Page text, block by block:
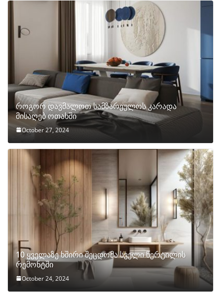
როგორ დავმალოთ სამზარეულოს კარადა
მისაღებ ოთახში
October 27, 2024
10 ყველაზე ხშირი შეცდომა სველი წერტილის
რემონტში
October 24, 2024